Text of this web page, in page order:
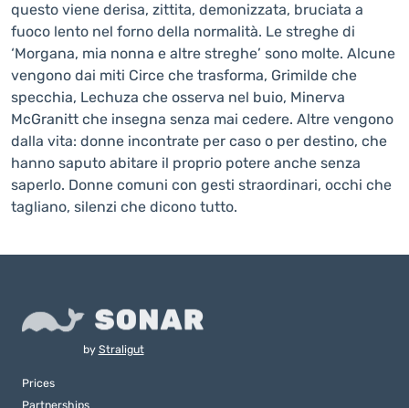
questo viene derisa, zittita, demonizzata, bruciata a
fuoco lento nel forno della normalità. Le streghe di
‘Morgana, mia nonna e altre streghe’ sono molte. Alcune
vengono dai miti Circe che trasforma, Grimilde che
specchia, Lechuza che osserva nel buio, Minerva
McGranitt che insegna senza mai cedere. Altre vengono
dalla vita: donne incontrate per caso o per destino, che
hanno saputo abitare il proprio potere anche senza
saperlo. Donne comuni con gesti straordinari, occhi che
tagliano, silenzi che dicono tutto.
by Straligut
Prices
Partnerships